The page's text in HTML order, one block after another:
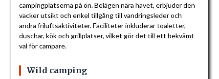
campingplatserna på ön. Belägen nära havet, erbjuder den
vacker utsikt och enkel tillgång till vandringsleder och
andra friluftsaktiviteter. Faciliteter inkluderar toaletter,
duschar, kök och grillplatser, vilket gör det till ett bekvämt
val för campare.
Wild camping